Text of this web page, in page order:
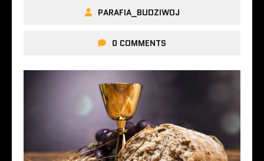
PARAFIA_BUDZIWOJ
0 COMMENTS